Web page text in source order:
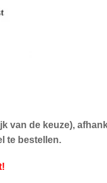
van de keuze),
te bestellen.